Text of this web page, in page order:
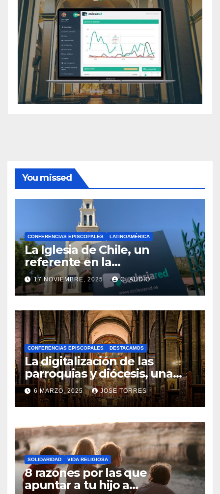
You missed
CONFERENCIAS EPISCOPALES LATINOAMÉRICA
La Iglesia de Chile, un
referente en la
transformación digital
gracias a Ecclesiared
17 NOVIEMBRE, 2025 CLAUDIO
N
O
H
A
Y
C
O
M
N
T
A
R
I
CONFERENCIAS EPISCOPALES DESTACAMOS
La digitalización de las
parroquias y diócesis, una
realidad ya para el futuro de
la Iglesia
6 MARZO, 2025 JOSE TORRES
N
O
H
A
Y
SOLIDARIDAD VIDA RELIGIOSA
8 razones por las que
apuntar a tu hijo a